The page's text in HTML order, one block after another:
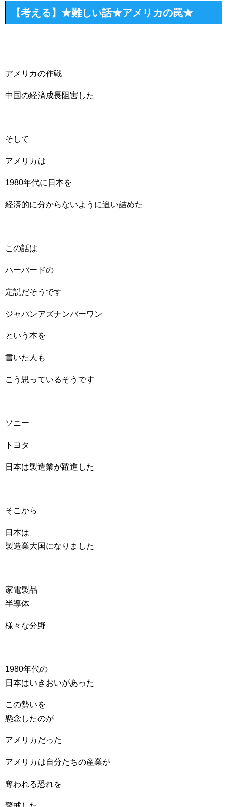
【考える】★難しい話★アメリカの罠★
アメリカの作戦
中国の経済成長阻害した
そして
アメリカは
1980年代に日本を
経済的に分からないように追い詰めた
この話は
ハーバードの
定説だそうです
ジャパンアズナンバーワン
という本を
書いた人も
こう思っているそうです
ソニー
トヨタ
日本は製造業が躍進した
そこから
日本は
製造業大国になりました
家電製品
半導体
様々な分野
1980年代の
日本はいきおいがあった
この勢いを
懸念したのが
アメリカだった
アメリカは自分たちの産業が
奪われる恐れを